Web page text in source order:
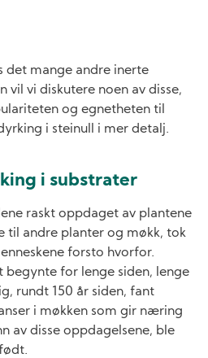
det mange andre inerte
vil vi diskutere noen av disse,
og egnetheten til
i steinull i mer detalj.
i substrater
raskt oppdaget av plantene
til andre planter og møkk, tok
forsto hvorfor.
begynte for lenge siden, lenge
rundt 150 år siden, fant
i møkken som gir næring
av disse oppdagelsene, ble